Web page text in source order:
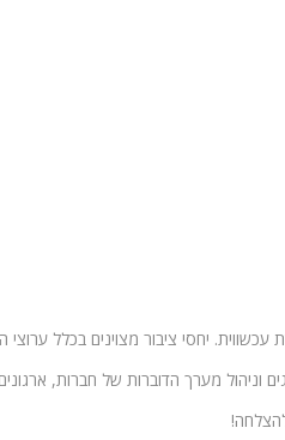
עכשווית. יחסי ציבור מצוינים בכלל
וניהול מערך הדוברות של חברות,